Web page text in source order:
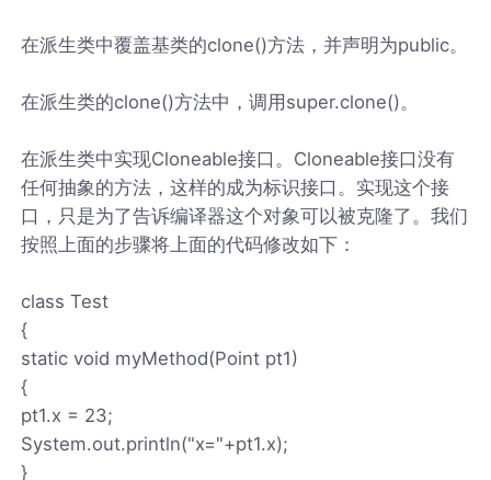
在派生类中覆盖基类的clone()方法，并声明为public。
在派生类的clone()方法中，调用super.clone()。
在派生类中实现Cloneable接口。Cloneable接口没有
任何抽象的方法，这样的成为标识接口。实现这个接
口，只是为了告诉编译器这个对象可以被克隆了。我们
按照上面的步骤将上面的代码修改如下：
class Test
{
static void myMethod(Point pt1)
{
pt1.x = 23;
System.out.println("x="+pt1.x);
}